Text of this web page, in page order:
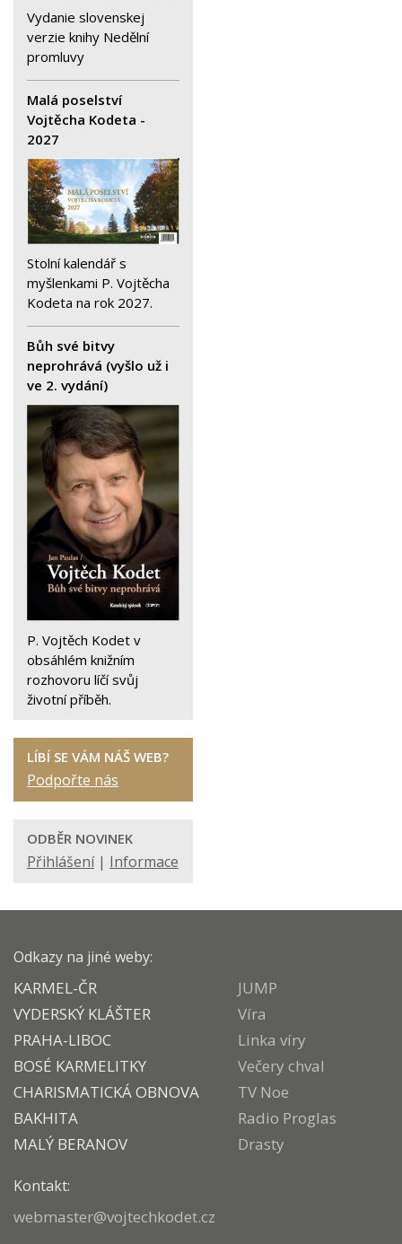
Vydanie slovenskej
verzie knihy Nedělní
promluvy
Malá poselství
Vojtěcha Kodeta -
2027
Stolní kalendář s
myšlenkami P. Vojtěcha
Kodeta na rok 2027.
Bůh své bitvy
neprohrává (vyšlo už i
ve 2. vydání)
P. Vojtěch Kodet v
obsáhlém knižním
rozhovoru líčí svůj
životní příběh.
LÍBÍ SE VÁM NÁŠ WEB?
Podpořte nás
ODBĚR NOVINEK
Přihlášení| Informace
Odkazy na jiné weby:
KARMEL-ČR
VYDERSKÝ KLÁŠTER
PRAHA-LIBOC
BOSÉ KARMELITKY
CHARISMATICKÁ OBNOVA
BAKHITA
MALÝ BERANOV
JUMP
Víra
Linka víry
Večery chval
TV Noe
Radio Proglas
Drasty
Kontakt:
webmaster@vojtechkodet.cz